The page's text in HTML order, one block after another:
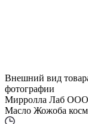
Внешний вид
фотографии
Мирролла Лаб ООО
Масло Жожоба